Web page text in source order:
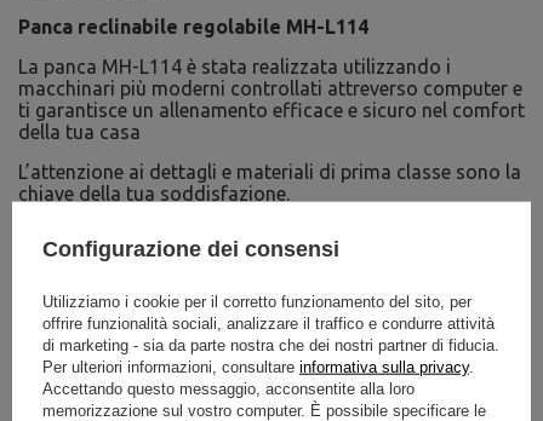
Panca reclinabile regolabile MH-L114
La panca MH-L114 è stata realizzata utilizzando i
macchinari più moderni controllati attreverso computer e
ti garantisce un allenamento efficace e sicuro nel comfort
della tua casa
L’attenzione ai dettagli e materiali di prima classe sono la
chiave della tua soddisfazione.
opzioni per la regolazione del sedile sono ciò che stavi
efficace e confortevole.
Configurazione dei consensi
Utilizziamo i cookie per il corretto funzionamento del sito, per
offrire funzionalità sociali, analizzare il traffico e condurre attività
di marketing - sia da parte nostra che dei nostri partner di fiducia.
Per ulteriori informazioni, consultare informativa sulla privacy.
Accettando questo messaggio, acconsentite alla loro
memorizzazione sul vostro computer. È possibile specificare le